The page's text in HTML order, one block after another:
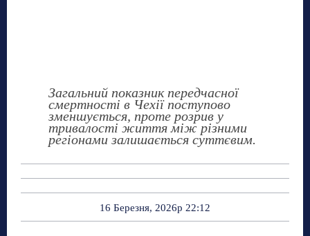
Загальний показник передчасної
смертності в Чехії поступово
зменшується, проте розрив у
тривалості життя між різними
регіонами залишається суттєвим.
16 Березня, 2026р 22:12